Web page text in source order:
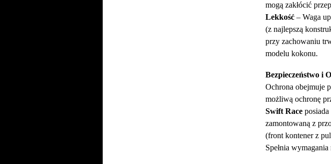
mogą zakłócić
Lekkość – Waga
(z najlepszą
przy zachowaniu
modelu kokonu.
Bezpieczeństwo i
Ochrona obejmuje
możliwą ochronę
Swift Race
zamontowaną z
(front kontener z
Spełnia